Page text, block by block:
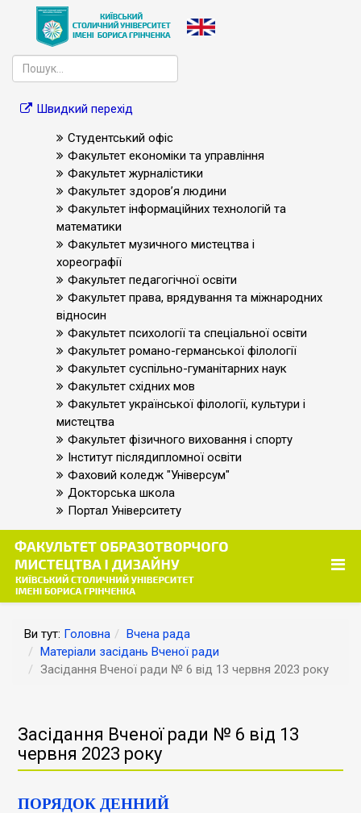
Швидкий перехід
Студентський офіс
Факультет економіки та управління
Факультет журналістики
Факультет здоров’я людини
Факультет інформаційних технологій та
математики
Факультет музичного мистецтва і
хореографії
Факультет педагогічної освіти
Факультет права, врядування та міжнародних
відносин
Факультет психології та спеціальної освіти
Факультет романо-германської філології
Факультет суспільно-гуманітарних наук
Факультет східних мов
Факультет української філології, культури і
мистецтва
Факультет фізичного виховання і спорту
Інститут післядипломної освіти
Фаховий коледж "Універсум"
Докторська школа
Портал Університету
Ви тут: Головна
Вчена рада
Матеріали засідань Вченої ради
Засідання Вченої ради № 6 від 13 червня 2023 року
Засідання Вченої ради № 6 від 13
червня 2023 року
ПОРЯДОК ДЕННИЙ